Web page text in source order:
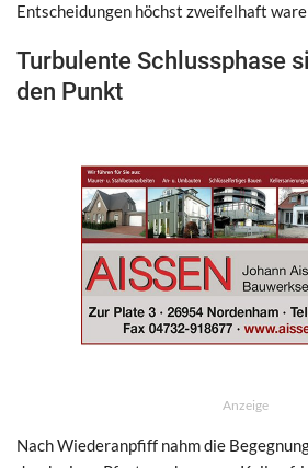
Entscheidungen höchst zweifelhaft
Turbulente Schlussphase
den Punkt
Anzeige
Nach Wiederanpfiff nahm die